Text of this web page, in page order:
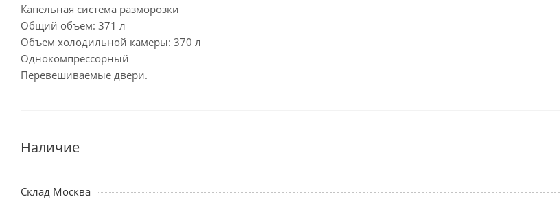
Капельная система разморозки
Общий объем: 371 л
Объем холодильной камеры: 370 л
Однокомпрессорный
Перевешиваемые двери.
Наличие
Склад Москва